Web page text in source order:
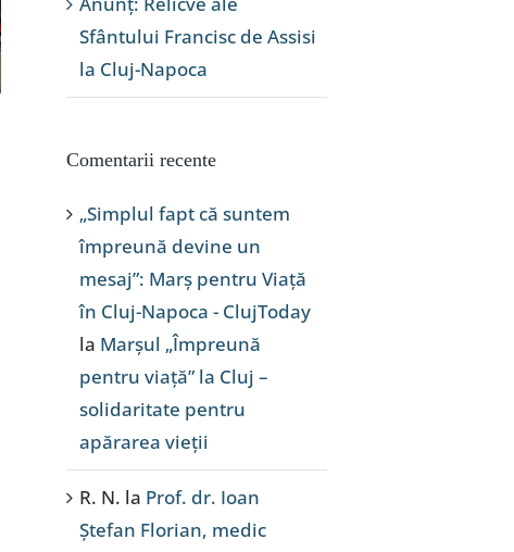
Sfântului Francisc de Assisi
la Cluj-Napoca
Comentarii recente
„Simplul fapt că suntem
împreună devine un
mesaj”: Marș pentru Viață
în Cluj-Napoca - ClujToday
la Marșul „Împreună
pentru viață” la Cluj –
solidaritate pentru
apărarea vieții
R. N. la Prof. dr. Ioan
Ștefan Florian, medic